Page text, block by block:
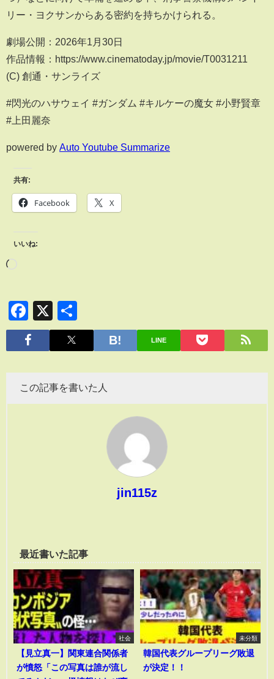
リー・ヨクサンからある密約を持ちかけられる。
劇場公開：2026年1月30日
作品情報：https://www.cinematoday.jp/movie/T0031211
(C) 創通・サンライズ
#閃光のハサウェイ #ガンダム #キルケーの魔女 #小野賢章
#上田麗奈
powered by Auto Youtube Summarize
共有:
Facebook X
いいね:
Facebook
X
有
LINE
この記事を書いた人
jin115z
最近書いた記事
社会
【見立真一】関東連合関係者
が憤怒「この写真は誰が流し
未分類
韓国代表グループリーグ敗退
が決定！！